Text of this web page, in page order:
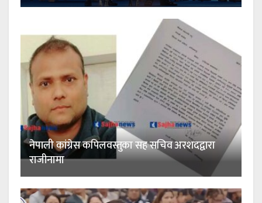
नेपाली कांग्रेस कपिलवस्तुका सह सचिव अरशदद्वारा
राजीनामा